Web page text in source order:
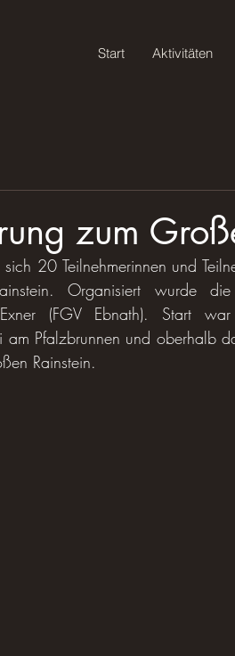
Start Aktivitäten
zum
20 Teilnehmerinnen und
Organisiert wurde
(FGV Ebnath). Start
Pfalzbrunnen und oberhalb
Rainstein.